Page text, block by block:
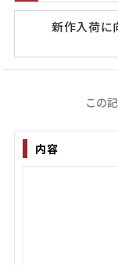
新作入荷に
この
内容